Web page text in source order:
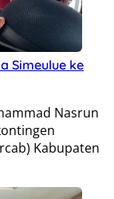
Simeulue ke
Nasrun
Kabupaten